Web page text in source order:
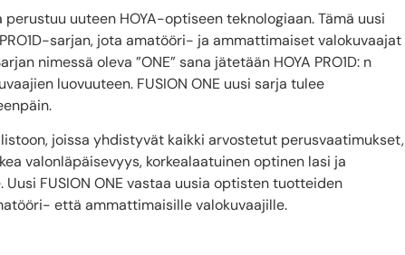
perustuu uuteen HOYA-optiseen teknologiaan. Tämä uusi
sarjan, jota amatööri- ja ammattimaiset valokuvaajat
nimessä oleva ”ONE” sana jätetään HOYA PRO1D: n
luovuuteen. FUSION ONE uusi sarja tulee
joissa yhdistyvät kaikki arvostetut perusvaatimukset,
valonläpäisevyys, korkealaatuinen optinen lasi ja
FUSION ONE vastaa uusia optisten tuotteiden
että ammattimaisille valokuvaajille.